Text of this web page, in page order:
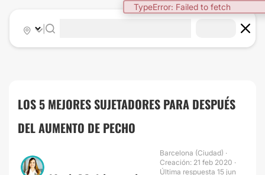
TypeError: Failed to fetch
|
LOS 5 MEJORES SUJETADORES PARA DESPUÉS
DEL AUMENTO DE PECHO
Barcelona (Ciudad) ·
Creación: 21 feb 2020 ·
Última respuesta 15 jun